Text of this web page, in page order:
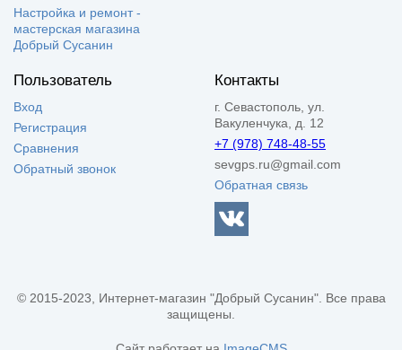
Настройка и ремонт -
мастерская магазина
Добрый Сусанин
Пользователь
Вход
Регистрация
Сравнения
Обратный звонок
Контакты
г. Севастополь, ул.
Вакуленчука, д. 12
+7 (978) 748-48-55
sevgps.ru@gmail.com
Обратная связь
© 2015-2023, Интернет-магазин "Добрый Сусанин". Все права
защищены.